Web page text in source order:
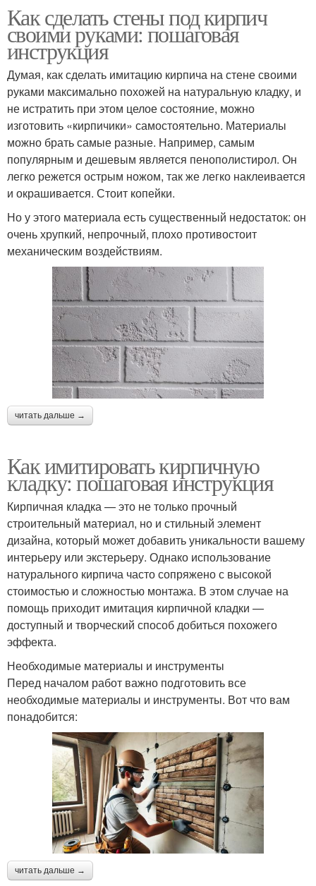
Как сделать стены под кирпич
своими руками: пошаговая
инструкция
Думая, как сделать имитацию кирпича на стене своими
руками максимально похожей на натуральную кладку, и
не истратить при этом целое состояние, можно
изготовить «кирпичики» самостоятельно. Материалы
можно брать самые разные. Например, самым
популярным и дешевым является пенополистирол. Он
легко режется острым ножом, так же легко наклеивается
и окрашивается. Стоит копейки.
Но у этого материала есть существенный недостаток: он
очень хрупкий, непрочный, плохо противостоит
механическим воздействиям.
читать дальше →
Как имитировать кирпичную
кладку: пошаговая инструкция
Кирпичная кладка — это не только прочный
строительный материал, но и стильный элемент
дизайна, который может добавить уникальности вашему
интерьеру или экстерьеру. Однако использование
натурального кирпича часто сопряжено с высокой
стоимостью и сложностью монтажа. В этом случае на
помощь приходит имитация кирпичной кладки —
доступный и творческий способ добиться похожего
эффекта.
Необходимые материалы и инструменты
Перед началом работ важно подготовить все
необходимые материалы и инструменты. Вот что вам
понадобится:
читать дальше →